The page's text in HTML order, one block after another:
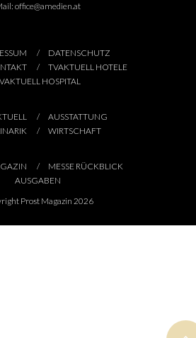
office@amedien.at
DATENSCHUTZ
TVAKTUELL HOTELE
HOSPITAL
AUSSTATTUNG
WIRTSCHAFT
MESSE RÜCKBLICK
AUSGABEN
Prost Magazin 2026